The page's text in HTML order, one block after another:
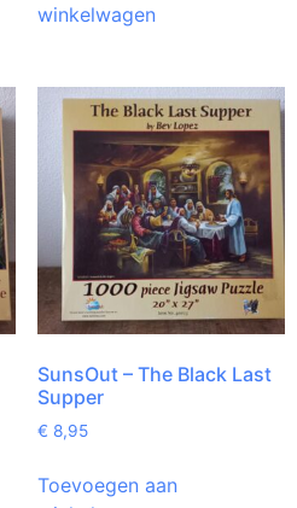
winkelwagen
SunsOut – The Black Last
Supper
€ 8,95
Toevoegen aan